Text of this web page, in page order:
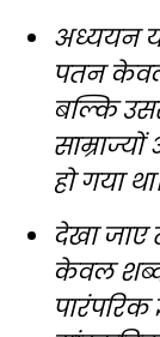
अध्ययन
पतन केवल
बल्कि
हो गया था।
देखा जाए
केवल
पारंपरिक